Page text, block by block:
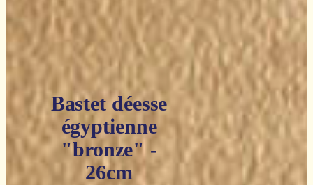
Bastet déesse
égyptienne
"bronze" -
26cm